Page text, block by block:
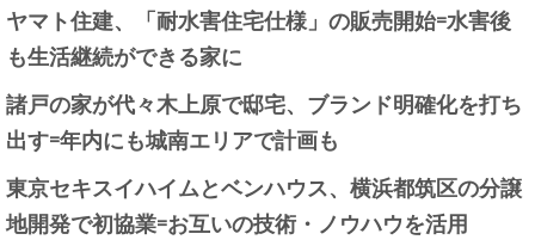
ヤマト住建、「耐水害住宅仕様」の販売開始=水害後
も生活継続ができる家に
諸戸の家が代々木上原で邸宅、ブランド明確化を打ち
出す=年内にも城南エリアで計画も
東京セキスイハイムとベンハウス、横浜都筑区の分譲
地開発で初協業=お互いの技術・ノウハウを活用